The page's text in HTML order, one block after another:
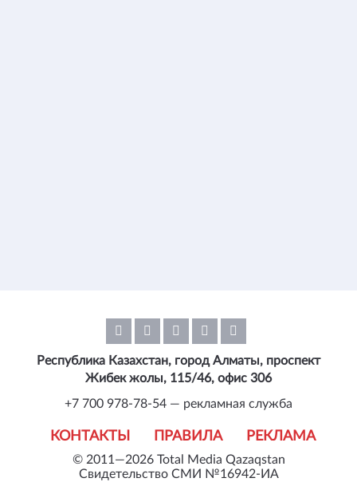
© 2011—2026 Total Media Qazaqstan
Свидетельство СМИ №16942-ИА
КОНТАКТЫ ПРАВИЛА РЕКЛАМА
Республика Казахстан, город Алматы, проспект
Жибек жолы, 115/46, офис 306
+7 700 978-78-54 — рекламная служба